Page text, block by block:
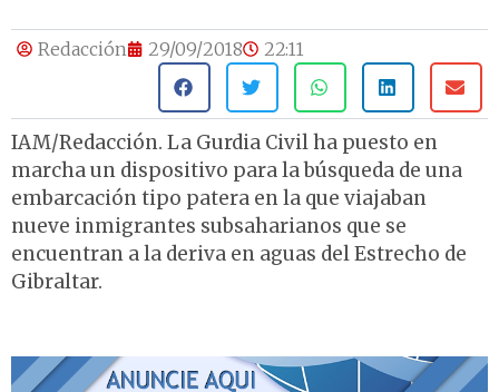
Redacción 29/09/2018 22:11
IAM/Redacción. La Gurdia Civil ha puesto en
marcha un dispositivo para la búsqueda de una
embarcación tipo patera en la que viajaban
nueve inmigrantes subsaharianos que se
encuentran a la deriva en aguas del Estrecho de
Gibraltar.